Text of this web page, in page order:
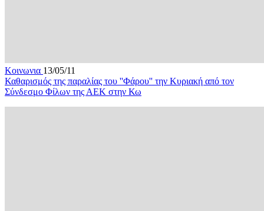
Κοινωνια 13/05/11
Καθαρισμός της παραλίας του ''Φάρου'' την Κυριακή από τον
Σύνδεσμο Φίλων της ΑΕΚ στην Κω